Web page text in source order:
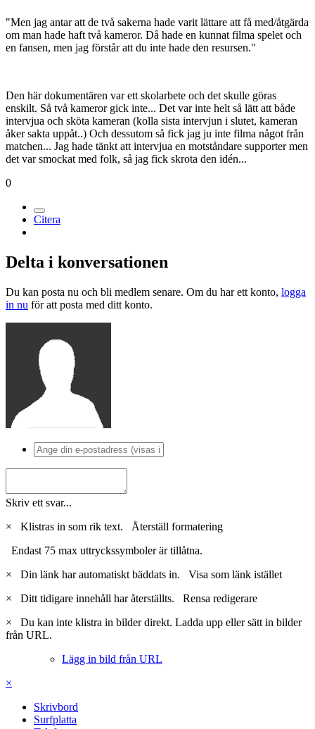
"Men jag antar att de två sakerna hade varit lättare att få med/åtgärda
om man hade haft två kameror. Då hade en kunnat filma spelet och
en fansen, men jag förstår att du inte hade den resursen."
Den här dokumentären var ett skolarbete och det skulle göras
enskilt. Så två kameror gick inte... Det var inte helt så lätt att både
intervjua och sköta kameran (kolla sista intervjun i slutet, kameran
åker sakta uppåt..) Och dessutom så fick jag ju inte filma något från
matchen... Jag hade tänkt att intervjua en motståndare supporter men
det var smockat med folk, så jag fick skrota den idén...
0
Citera
Delta i konversationen
Du kan posta nu och bli medlem senare. Om du har ett konto, logga
in nu för att posta med ditt konto.
Skriv ett svar...
×
Klistras in som rik text. Återställ formatering
Endast 75 max uttryckssymboler är tillåtna.
×
Din länk har automatiskt bäddats in. Visa som länk istället
×
Ditt tidigare innehåll har återställts. Rensa redigerare
×
Du kan inte klistra in bilder direkt. Ladda upp eller sätt in bilder
från URL.
Lägg in bild från URL
×
Skrivbord
Surfplatta